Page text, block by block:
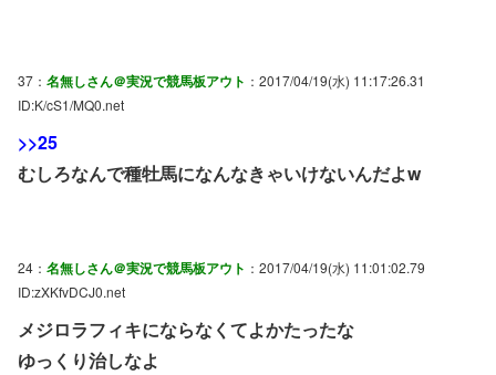
37： 名無しさん＠実況で競馬板アウト ：2017/04/19(水) 11:17:26.31
ID:K/cS1/MQ0.net
>>25
むしろなんで種牡馬になんなきゃいけないんだよw
24： 名無しさん＠実況で競馬板アウト ：2017/04/19(水) 11:01:02.79
ID:zXKfvDCJ0.net
メジロラフィキにならなくてよかたったな
ゆっくり治しなよ